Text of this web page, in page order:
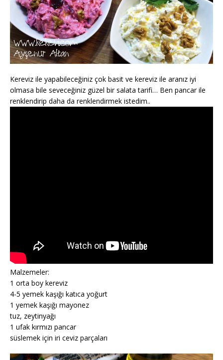
Kereviz ile yapabileceğiniz çok basit ve kereviz ile aranız iyi
olmasa bile seveceğiniz güzel bir salata tarifi… Ben pancar ile
renklendirip daha da renklendirmek istedim..
Malzemeler:
1 orta boy kereviz
4-5 yemek kaşığı katıca yoğurt
1 yemek kaşığı mayonez
tuz, zeytinyağı
1 ufak kırmızı pancar
süslemek için iri ceviz parçaları